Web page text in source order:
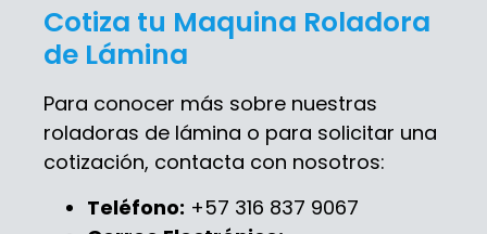
Cotiza tu Maquina Roladora
de Lámina
Para conocer más sobre nuestras
roladoras de lámina o para solicitar una
cotización, contacta con nosotros:
Teléfono: +57 316 837 9067